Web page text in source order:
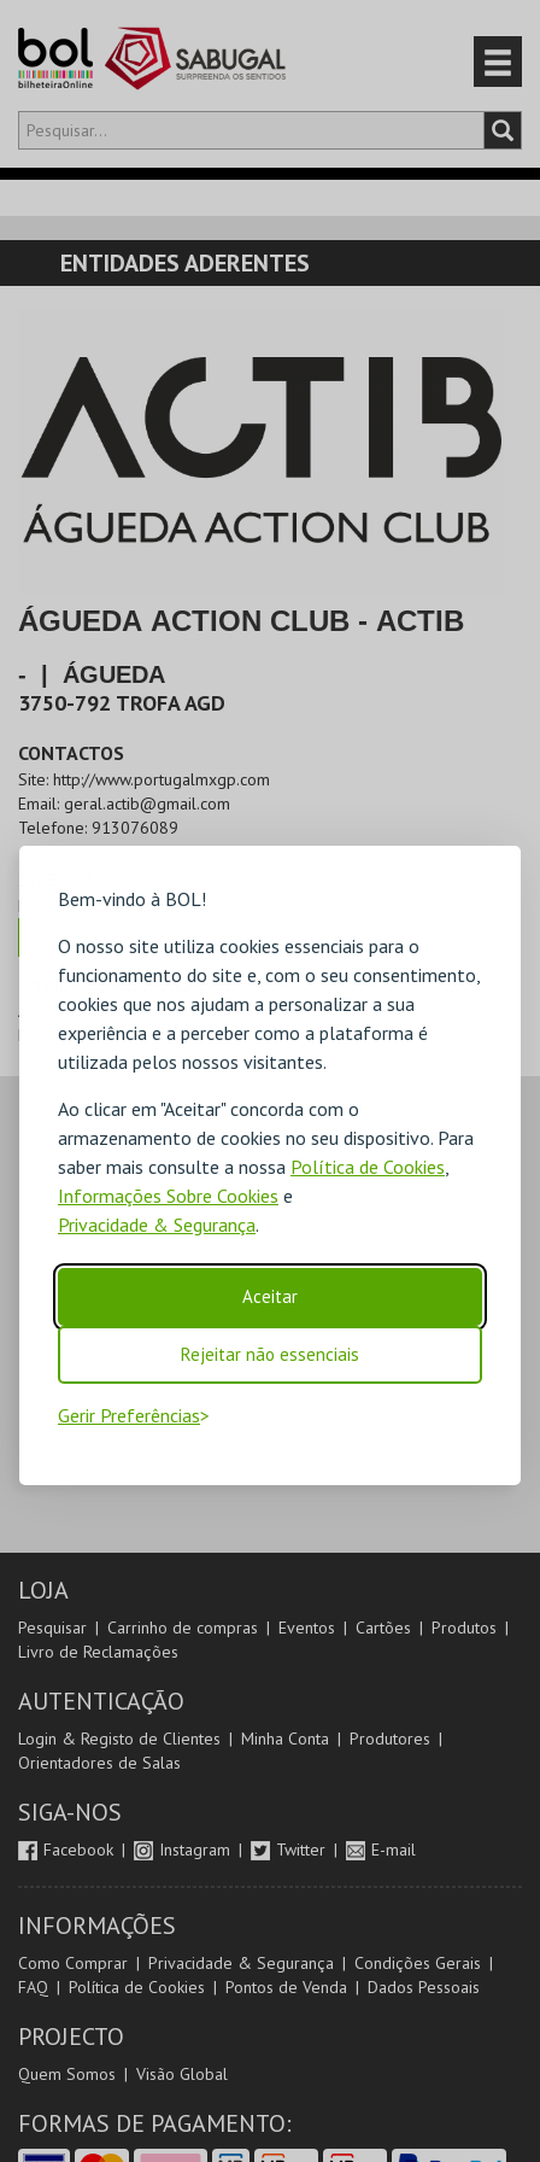
Bem-vindo à BOL!
O nosso site utiliza cookies essenciais para o
funcionamento do site e, com o seu consentimento,
cookies que nos ajudam a personalizar a sua
experiência e a perceber como a plataforma é
utilizada pelos nossos visitantes.
Ao clicar em "Aceitar" concorda com o
armazenamento de cookies no seu dispositivo. Para
saber mais consulte a nossa Política de Cookies
Informações Sobre Cookies e
Privacidade & Segurança.
Aceitar
Rejeitar não essenciais
Gerir Preferências
Olá,iniciar sessão
CARRINHO
EVENTOS
CARTÕES
PRODUTOS
ENTIDADES ADERENTES
ÁGUEDA ACTION CLUB - ACTIB
- ÁGUEDA
3750-792 TROFA AGD
CONTACTOS
Site: http://www.portugalmxgp.com
Email: geral.actib@gmail.com
Telefone: 913076089
https://mxgpportugal.bol.pt
COMPRAR
ENTIDADE RESPONSÁVEL
Águeda Action Club - ACTIB
NIF:
513772529
LOJA
Pesquisar Carrinho de compras Eventos Cartões
Produtos
Livro de Reclamações
AUTENTICAÇÃO
Login & Registo de Clientes Minha Conta
Produtores
Orientadores de Salas
SIGA-NOS
Facebook Instagram Twitter E-mail
INFORMAÇÕES
Como Comprar Privacidade & Segurança
Condições Gerais
FAQ
Política de Cookies Pontos de Venda Dados Pessoais
PROJECTO
Quem Somos Visão Global
FORMAS DE PAGAMENTO: